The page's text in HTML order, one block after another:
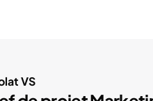
VS